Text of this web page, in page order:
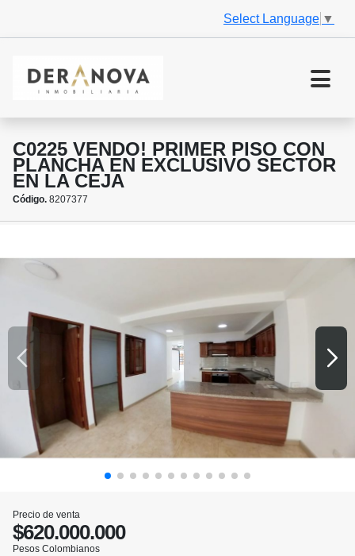
Select Language ▼
C0225 VENDO! PRIMER PISO CON
PLANCHA EN EXCLUSIVO SECTOR
EN LA CEJA
Código. 8207377
Precio de venta
$620.000.000
Pesos Colombianos